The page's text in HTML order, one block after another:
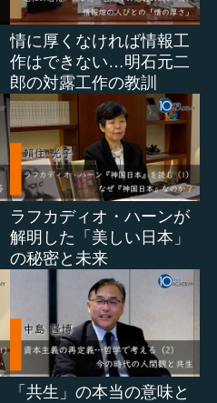
情に厚くなければ情報工
作はできない…明石元二
郎の対露工作の教訓
ラフカディオ・ハーンが
解明した「美しい日本」
の秘密と未来
「共生」の本当の意味と